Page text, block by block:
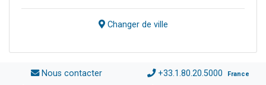
Changer de ville
Nous contacter +33.1.80.20.5000 France